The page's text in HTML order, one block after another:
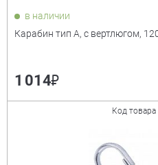
в наличии
Карабин тип А, с вертлюгом,
1 014₽
Код товара